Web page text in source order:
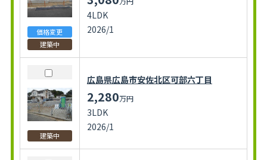
価格変更
建築中
4LDK
2026/1
建築中
広島県広島市安佐北区可部六丁目
2,280万円
3LDK
2026/1